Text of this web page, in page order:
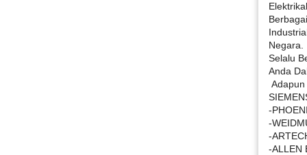
Negara.
Selalu
Anda
-
-
-
-ALLEN